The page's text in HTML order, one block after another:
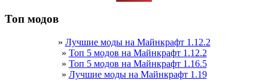
Топ модов
» Лучшие моды на Майнкрафт 1.12.2
» Топ 5 модов на Майнкрафт 1.12.2
» Топ 5 модов на Майнкрафт 1.16.5
» Лучшие моды на Майнкрафт 1.19